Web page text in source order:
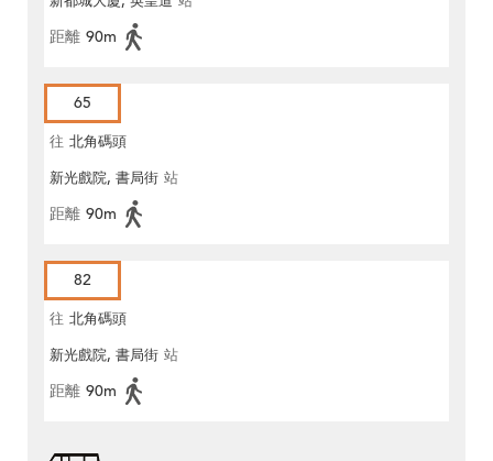
距離 90m
65
往 北角碼頭
新光戲院, 書局街 站
距離 90m
82
往 北角碼頭
新光戲院, 書局街 站
距離 90m